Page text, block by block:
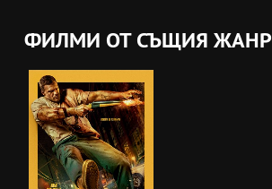
ФИЛМИ ОТ СЪЩИЯ ЖАНР